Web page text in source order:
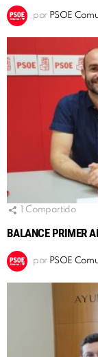
por PSOE
Compartido
BALANCE PRIMER
por PSOE